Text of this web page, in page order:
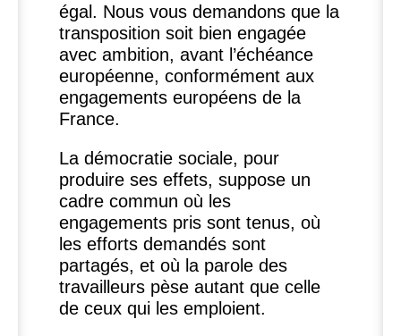
égal. Nous vous demandons que la
transposition soit bien engagée
avec ambition, avant l’échéance
européenne, conformément aux
engagements européens de la
France.
La démocratie sociale, pour
produire ses effets, suppose un
cadre commun où les
engagements pris sont tenus, où
les efforts demandés sont
partagés, et où la parole des
travailleurs pèse autant que celle
de ceux qui les emploient.